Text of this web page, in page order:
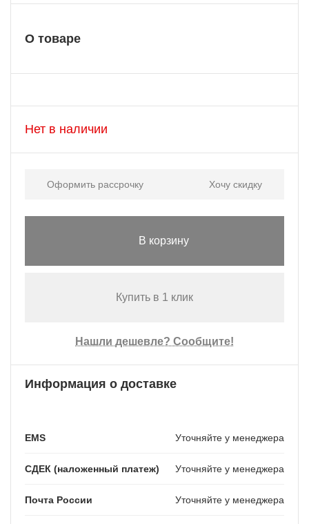
О товаре
Нет в наличии
Оформить рассрочку Хочу скидку
В корзину
Купить в 1 клик
Нашли дешевле? Сообщите!
Информация о доставке
EMS Уточняйте у менеджера
СДЕК (наложенный платеж) Уточняйте у менеджера
Почта России Уточняйте у менеджера